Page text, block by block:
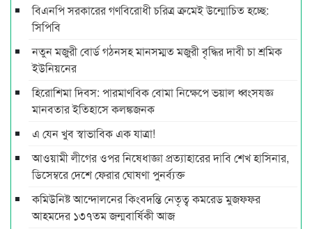
বিএনপি সরকারের গণবিরোধী চরিত্র ক্রমেই উন্মোচিত হচ্ছে:
সিপিবি
নতুন মজুরী বোর্ড গঠনসহ মানসম্মত মজুরী বৃদ্ধির দাবী চা শ্রমিক
ইউনিয়নের
হিরোশিমা দিবস: পারমাণবিক বোমা নিক্ষেপে ভয়াল ধ্বংসযজ্ঞ
মানবতার ইতিহাসে কলঙ্কজনক
এ যেন খুব স্বাভাবিক এক যাত্রা!
আওয়ামী লীগের ওপর নিষেধাজ্ঞা প্রত্যাহারের দাবি শেখ হাসিনার,
ডিসেম্বরে দেশে ফেরার ঘোষণা পুনর্ব্যক্ত
কমিউনিষ্ট আন্দোলনের কিংবদন্তি নেতৃত্ব কমরেড মুজফ্ফর
আহমদের ১৩৭তম জন্মবার্ষিকী আজ